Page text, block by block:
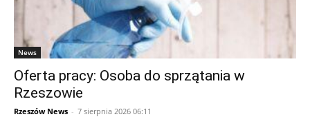
News
Oferta pracy: Osoba do sprzątania w
Rzeszowie
Rzeszów News - 7 sierpnia 2026 06:11